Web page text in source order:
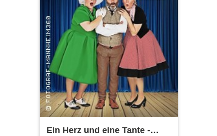
Ein Herz und eine Tante -